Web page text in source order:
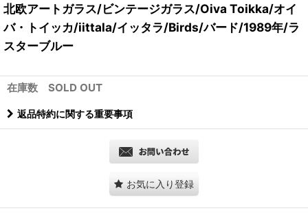
北欧アートガラス/ビンテージガラス/Oiva Toikka/オイ
バ・トイッカ/iittala/イッタラ/Birds/バード/1989年/ラ
スターブルー
在庫数 SOLD OUT
返品特約に関する重要事項
お気に入り登録